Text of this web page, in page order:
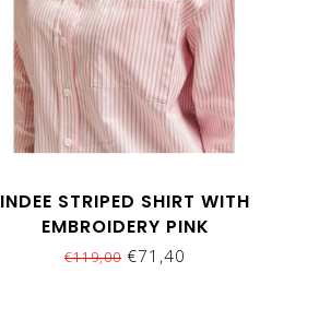
INDEE STRIPED SHIRT WITH
EMBROIDERY PINK
€119,00€71,40